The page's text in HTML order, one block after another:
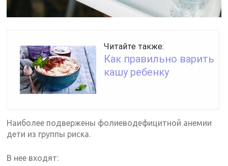
Читайте также:
Как правильно варить
кашу ребенку
Наиболее подвержены фолиеводефицитной анемии
дети из группы риска.
В нее входят: